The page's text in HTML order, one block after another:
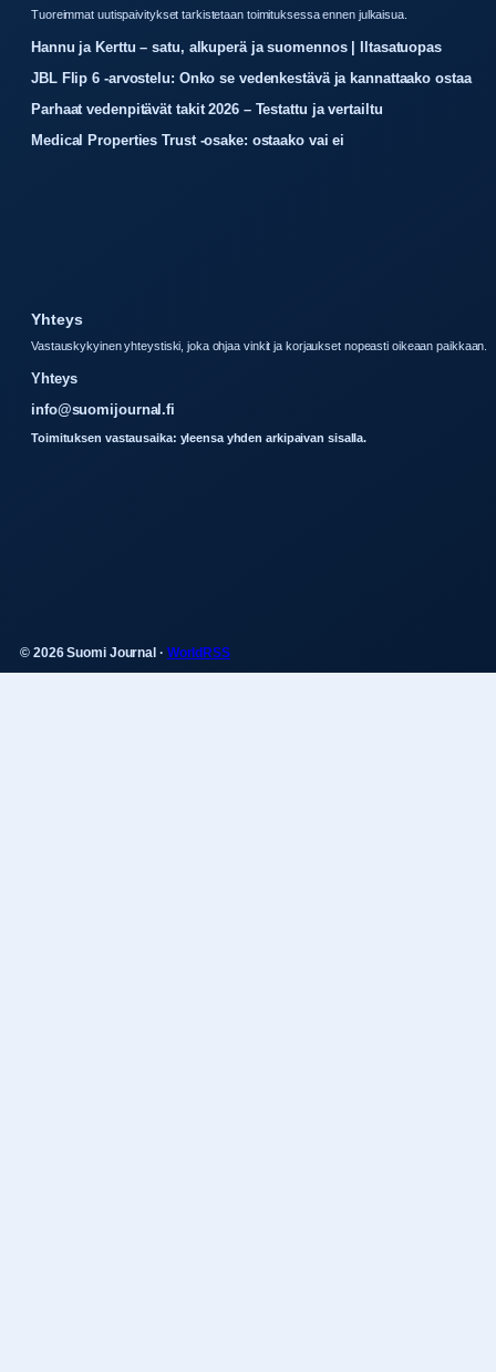
Tuoreimmat uutispaivitykset tarkistetaan toimituksessa ennen julkaisua.
Hannu ja Kerttu – satu, alkuperä ja suomennos | Iltasatuopas
JBL Flip 6 -arvostelu: Onko se vedenkestävä ja kannattaako ostaa
Parhaat vedenpitävät takit 2026 – Testattu ja vertailtu
Medical Properties Trust -osake: ostaako vai ei
Yhteys
Vastauskykyinen yhteystiski, joka ohjaa vinkit ja korjaukset nopeasti oikeaan paikkaan.
Yhteys
info@suomijournal.fi
Toimituksen vastausaika: yleensa yhden arkipaivan sisalla.
© 2026 Suomi Journal · WorldRSS